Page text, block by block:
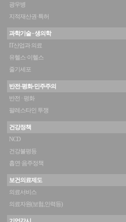
광우병
지적재산권·특허
과학기술 · 생의학
IT산업과 의료
유헬스·이헬스
줄기세포
반전·평화·민주주의
반전 · 평화
팔레스타인 투쟁
건강정책
NCD
건강불평등
흡연·음주정책
보건의료제도
의료서비스
의료자원(보험,인력등)